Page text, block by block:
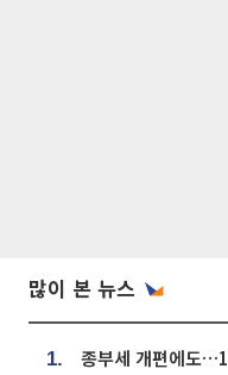
많이 본 뉴스
1.